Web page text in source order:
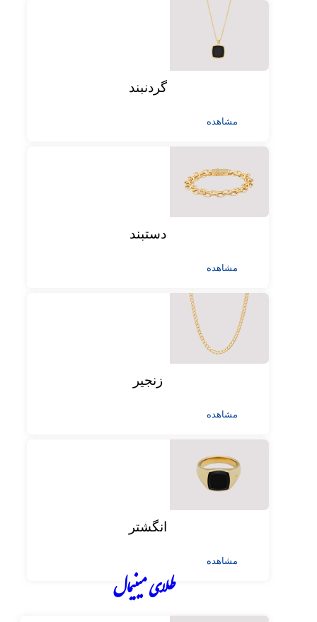
گردنبند
مشاهده
دستبند
مشاهده
زنجیر
مشاهده
انگشتر
مشاهده
طلای مینیمال